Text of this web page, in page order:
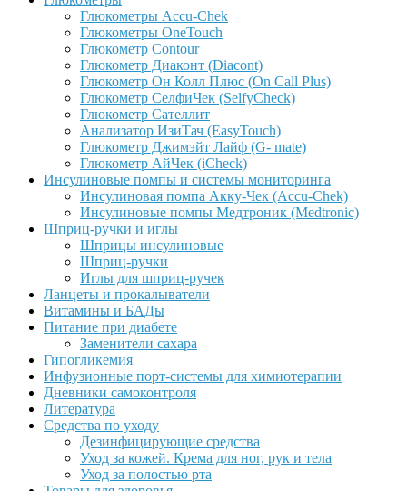
Глюкометры Accu-Сhek
Глюкометры OneTouch
Глюкометр Contour
Глюкометр Диаконт (Diacont)
Глюкометр Он Колл Плюс (On Call Plus)
Глюкометр СелфиЧек (SelfyCheck)
Глюкометр Сателлит
Анализатор ИзиТач (EasyTouch)
Глюкометр Джимэйт Лайф (G- mate)
Глюкометр АйЧек (iCheck)
Инсулиновые помпы и системы мониторинга
Инсулиновая помпа Акку-Чек (Accu-Chek)
Инсулиновые помпы Медтроник (Medtronic)
Шприц-ручки и иглы
Шприцы инсулиновые
Шприц-ручки
Иглы для шприц-ручек
Ланцеты и прокалыватели
Витамины и БАДы
Питание при диабете
Заменители сахара
Гипогликемия
Инфузионные порт-системы для химиотерапии
Дневники самоконтроля
Литература
Средства по уходу
Дезинфицирующие средства
Уход за кожей. Крема для ног, рук и тела
Уход за полостью рта